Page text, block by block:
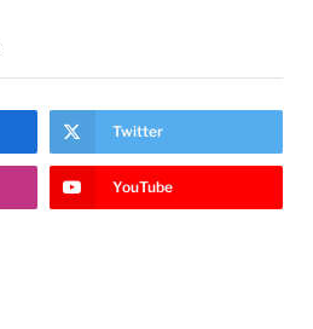
Twitter
YouTube